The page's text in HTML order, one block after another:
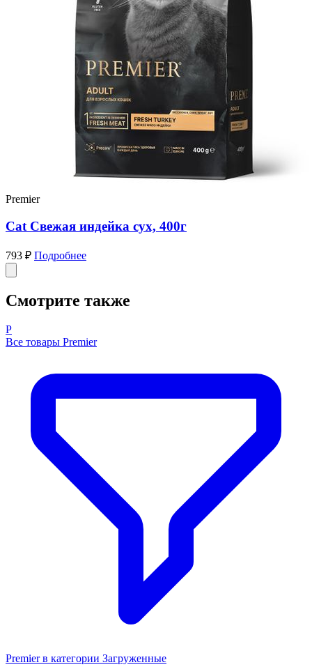
Premier
Cat Свежая индейка сух, 400г
793 ₽ Подробнее
Смотрите также
P
Все товары Premier
Premier в категории Загруженные